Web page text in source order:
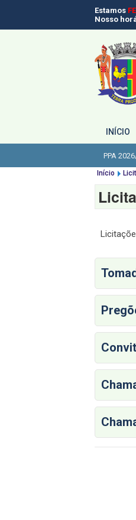
Estamos
Nosso
INÍCIO
PPA
Início